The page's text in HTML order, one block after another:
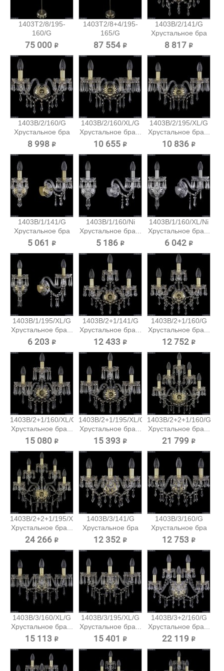
1403T2/8/195-
160/G
Хрустальный
75 000 ₽
1403T2/8+4/195-
165/G
Хрустальный...
87 554 ₽
1403B/2/141/G
Хрустальное бра
Bohemia...
8 817 ₽
1403B/2/160/G
Хрустальное бра
Bohemia...
8 998 ₽
1403B/2/160/XL/G
Хрустальное бра...
10 655 ₽
1403B/2/195/XL/G
Хрустальное бра...
10 836 ₽
1403B/1/141/G
Хрустальное бра
Bohemia...
5 061 ₽
1403B/1/160/Ni
Хрустальное бра...
5 186 ₽
1403B/1/160/XL/Ni
Хрустальное бра...
6 042 ₽
1403B/1/195/XL/G
Хрустальное бра...
6 203 ₽
1403B/2+1/141/G
Хрустальное бра...
12 433 ₽
1403B/2+1/160/G
Хрустальное бра...
12 752 ₽
1403B/2+1/160/XL/G
Хрустальное бра...
15 080 ₽
1403B/2+1/195/XL/G
Хрустальное бра...
15 393 ₽
1403B/2+2+1/160/G
Хрустальное бра...
21 799 ₽
1403B/2+2+1/195/XL/G
Хрустальное бра...
24 266 ₽
1403B/3/141/G
Хрустальное бра
Bohemia...
12 352 ₽
1403B/3/160/G
Хрустальное бра
Bohemia...
12 753 ₽
1403B/3/160/XL/G
Хрустальное бра...
15 113 ₽
1403B/3/195/XL/G
Хрустальное бра...
15 401 ₽
1403B/3+2/160/G
Хрустальное бра...
22 119 ₽